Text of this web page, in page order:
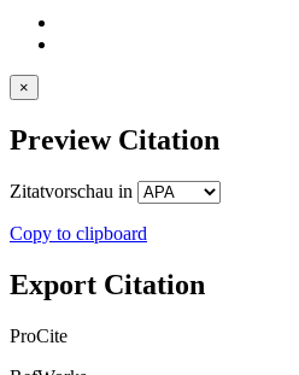
×
Preview Citation
Zitatvorschau in
Copy to clipboard
Export Citation
ProCite